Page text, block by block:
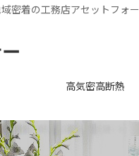
密着の工務店アセットフォー
高気密高断熱